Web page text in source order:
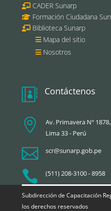
CADER Sunarp
Formación Ciudadana
Biblioteca Sunarp
Mapa del sitio
Nosotros
 Contáctenos

Av. Primavera Nº
Lima 33 - Perú
 scr@sunarp.gob.pe
 (511) 208-3100 - 8958
Subdirección de Capacitación
los derechos reservados